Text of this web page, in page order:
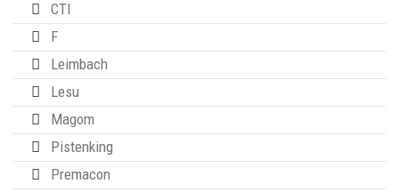
CTI
F
Leimbach
Lesu
Magom
Pistenking
Premacon